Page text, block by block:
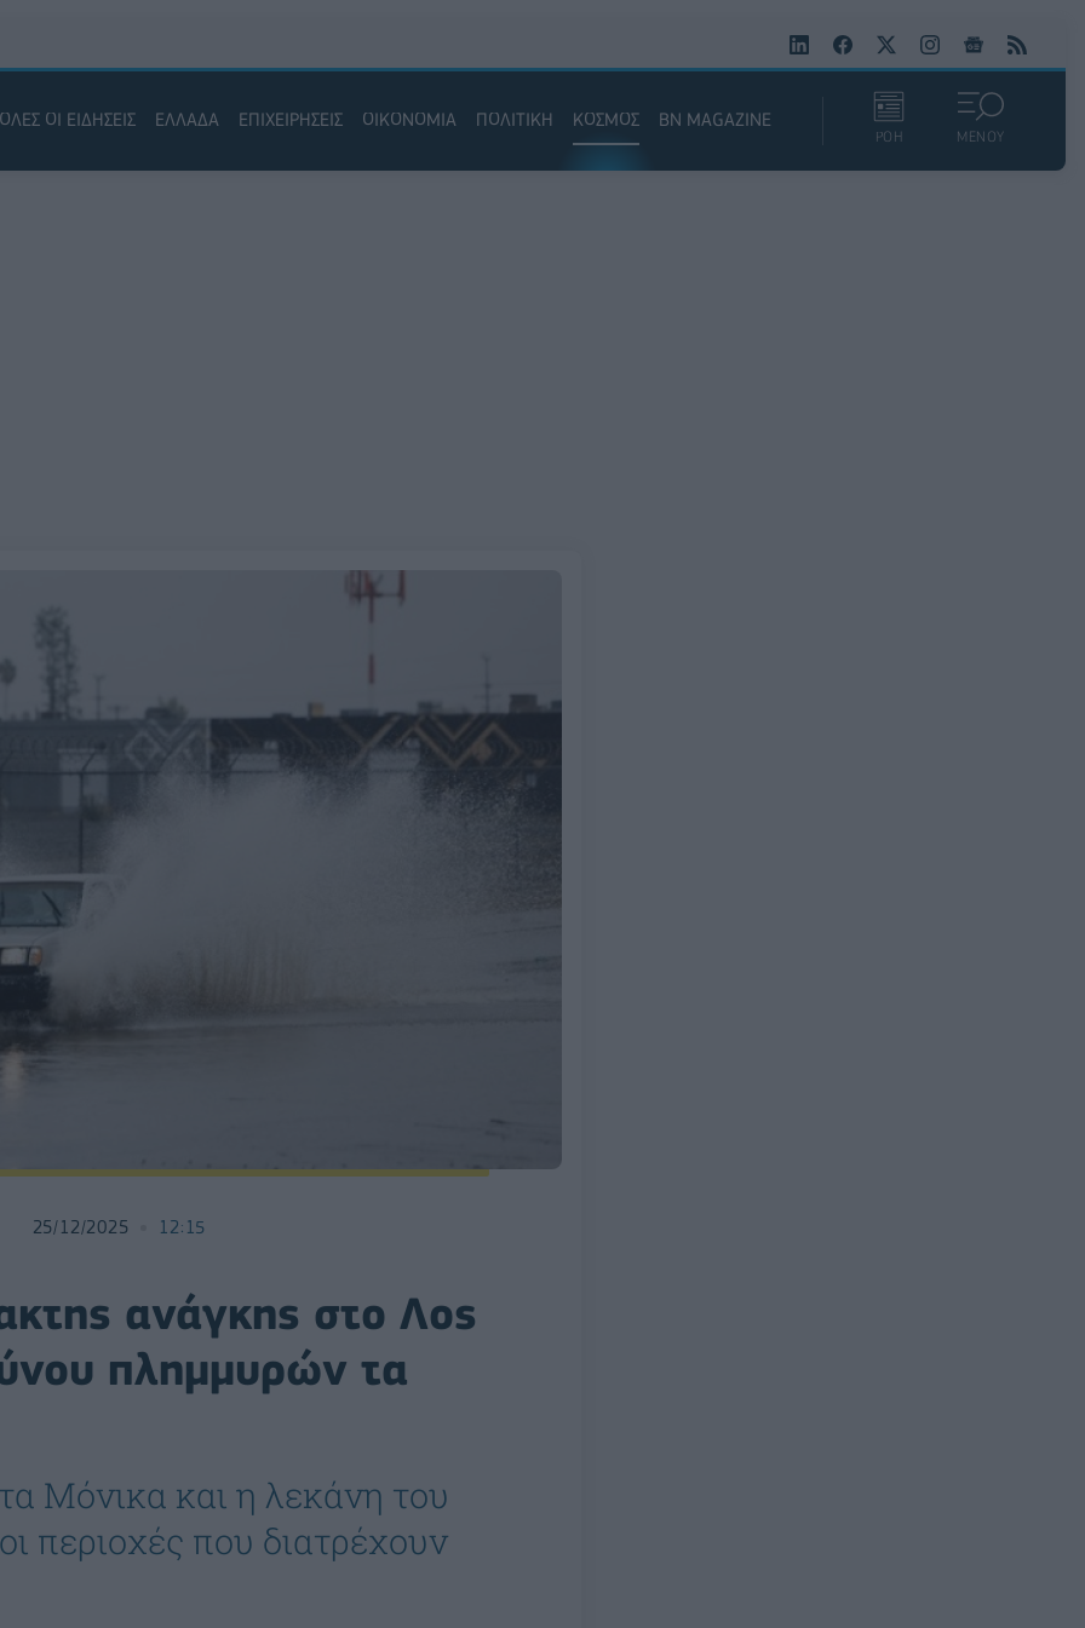
ΟΛΕΣ ΟΙ ΕΙΔΗΣΕΙΣ ΕΛΛΑΔΑ ΕΠΙΧΕΙΡΗΣΕΙΣ ΟΙΚΟΝΟΜΙΑ ΠΟΛΙΤΙΚΗ ΚΟΣΜΟΣ BN MAGAZINE
ΡΟΗ ΜΕΝΟΥ
25/12/2025 12:15
ανάγκης στο Λος
πλημμυρών τα
Μόνικα και η λεκάνη του
περιοχές που διατρέχουν